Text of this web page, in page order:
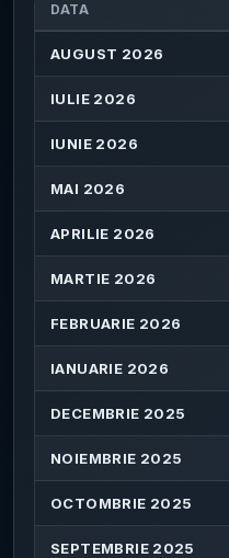
DATA
AUGUST 2026
IULIE 2026
IUNIE 2026
MAI 2026
APRILIE 2026
MARTIE 2026
FEBRUARIE 2026
IANUARIE 2026
DECEMBRIE 2025
NOIEMBRIE 2025
OCTOMBRIE 2025
SEPTEMBRIE 2025